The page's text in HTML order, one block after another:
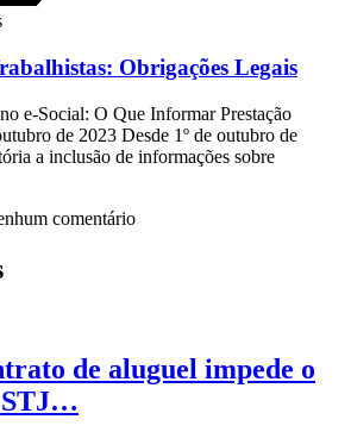
Obrigações Legais
e-Social: O Que Informar Prestação
de 2023 Desde 1º de outubro de
a inclusão de informações sobre
comentário
de aluguel impede o
STJ…